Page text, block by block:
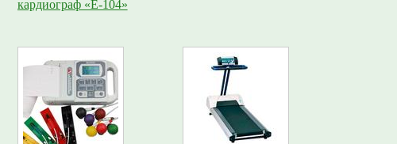
кардиограф «Е-104»